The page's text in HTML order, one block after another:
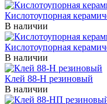
Кислотоупорная
В наличии
Кислотоупорная
В наличии
Клей 88-Н резиновый
В наличии